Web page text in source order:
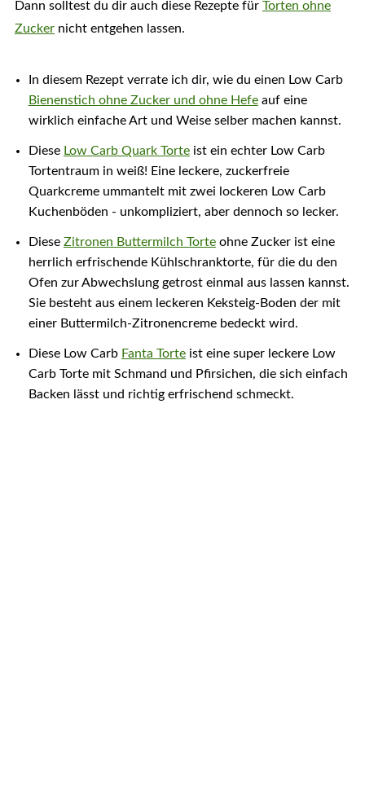
Dann solltest du dir auch diese Rezepte für Torten ohne
Zuckernicht entgehen lassen.
In diesem Rezept verrate ich dir, wie du einen Low Carb
Bienenstich ohne Zucker und ohne Hefeauf eine
wirklich einfache Art und Weise selber machen kannst.
Diese Low Carb Quark Torteist ein echter Low Carb
Tortentraum in weiß! Eine leckere, zuckerfreie
Quarkcreme ummantelt mit zwei lockeren Low Carb
Kuchenböden - unkompliziert, aber dennoch so lecker.
Diese Zitronen Buttermilch Torteohne Zucker ist eine
herrlich erfrischende Kühlschranktorte, für die du den
Ofen zur Abwechslung getrost einmal aus lassen kannst.
Sie besteht aus einem leckeren Keksteig-Boden der mit
einer Buttermilch-Zitronencreme bedeckt wird.
Diese Low Carb Fanta Torteist eine super leckere Low
Carb Torte mit Schmand und Pfirsichen, die sich einfach
Backen lässt und richtig erfrischend schmeckt.